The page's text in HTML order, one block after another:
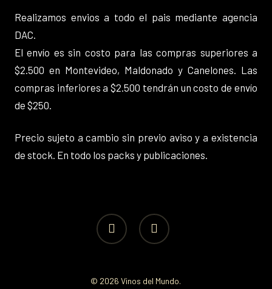
Realizamos envios a todo el pais mediante agencia
DAC.
El envío es sin costo para las compras superiores a
$2.500 en Montevideo, Maldonado y Canelones. Las
compras inferiores a $2.500 tendrán un costo de envío
de $250.
Precio sujeto a cambio sin previo aviso y a existencia
de stock. En todo los packs y publicaciones.
facebook instagram
© 2026 Vinos del Mundo.